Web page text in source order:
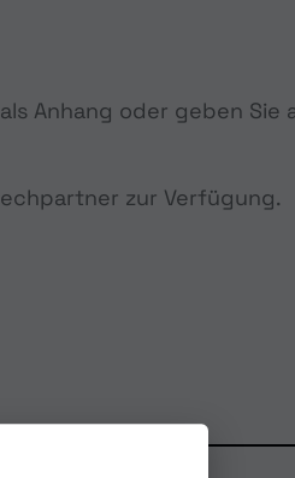
Anhang oder geben Sie
zur Verfügung.